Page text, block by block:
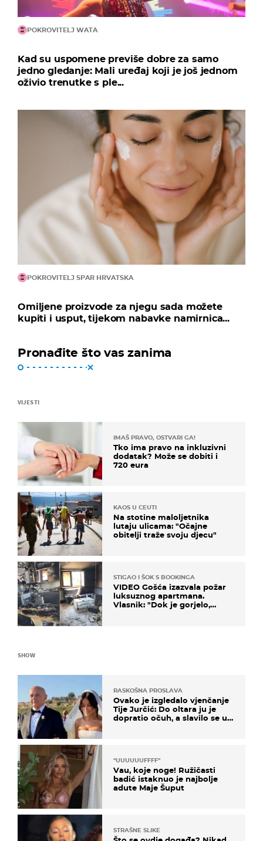
POKROVITELJ WATA
Kad su uspomene previše dobre za samo
jedno gledanje: Mali uređaj koji je još jednom
oživio trenutke s ple...
POKROVITELJ SPAR HRVATSKA
Omiljene proizvode za njegu sada možete
kupiti i usput, tijekom nabavke namirnica...
Pronađite što vas zanima
VIJESTI
IMAŠ PRAVO, OSTVARI GA!
Tko ima pravo na inkluzivni
dodatak? Može se dobiti i
720 eura
KAOS U CEUTI
Na stotine maloljetnika
lutaju ulicama: "Očajne
obitelji traže svoju djecu"
STIGAO I ŠOK S BOOKINGA
VIDEO Gošća izazvala požar
luksuznog apartmana.
Vlasnik: "Dok je gorjelo,
SHOW
RASKOŠNA PROSLAVA
Ovako je izgledalo vjenčanje
Tije Jurčić: Do oltara ju je
dopratio očuh, a slavilo se uz
"UUUUUUFFFF"
Vau, koje noge! Ružičasti
badić istaknuo je najbolje
adute Maje Šuput
STRAŠNE SLIKE